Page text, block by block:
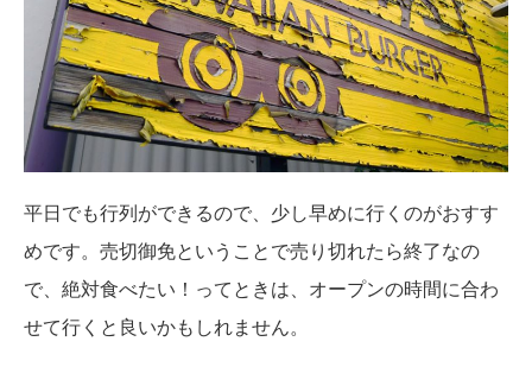
平日でも行列ができるので、少し早めに行くのがおすす
めです。売切御免ということで売り切れたら終了なの
で、絶対食べたい！ってときは、オープンの時間に合わ
せて行くと良いかもしれません。